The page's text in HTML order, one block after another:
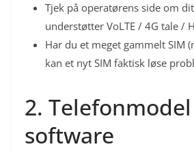
Tjek på operatørens side om
understøtter VoLTE / 4G tale /
Har du et meget gammelt SIM
kan et nyt SIM faktisk løse
2.
software